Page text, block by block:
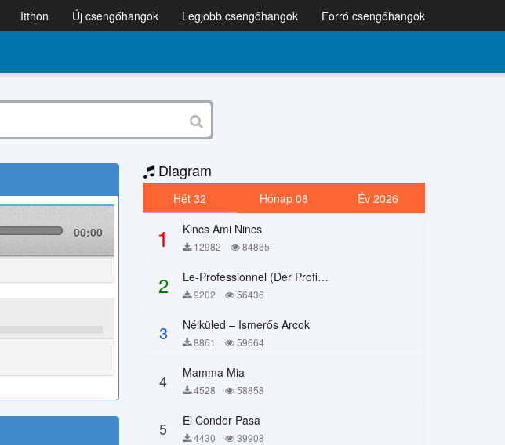
Itthon Új csengőhangok Legjobb csengőhangok Forró csengőhangok
00:00
Diagram
Hét 32 Hónap 08 Év 2026
1 Kincs Ami Nincs
12982 84865
2 Le-Professionnel (Der Profi) – Chi Mai
9202 56436
3 Nélküled – Ismerős Arcok
8861 59664
4 Mamma Mia
4528 58858
5 El Condor Pasa
4430 39908